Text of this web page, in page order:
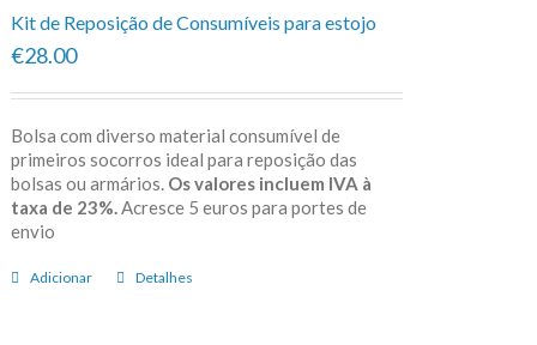
Kit de Reposição de Consumíveis para estojo
€28.00
Bolsa com diverso material consumível de
primeiros socorros ideal para reposição das
bolsas ou armários. Os valores incluem IVA à
taxa de 23%. Acresce 5 euros para portes de
envio
Adicionar Detalhes